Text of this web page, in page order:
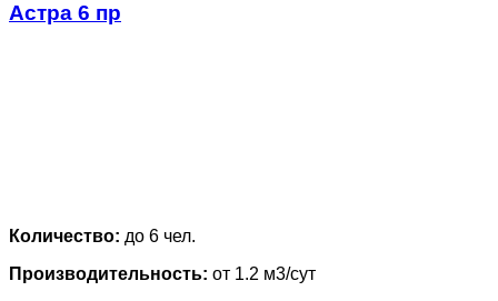
Астра 6 пр
Количество: до 6 чел.
Производительность: от 1.2 м3/сут